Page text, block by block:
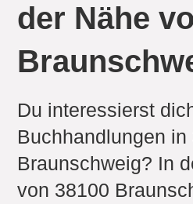
der Nähe
Du interessierst
Buchhandlungen in
Braunschweig? In
von 38100